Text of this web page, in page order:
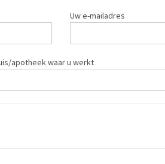
Uw e-mailadres
apotheek waar u werkt